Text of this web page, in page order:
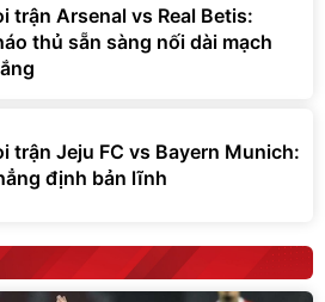
trận Arsenal vs Real Betis:
thủ sẵn sàng nối dài mạch
trận Jeju FC vs Bayern Munich:
định bản lĩnh